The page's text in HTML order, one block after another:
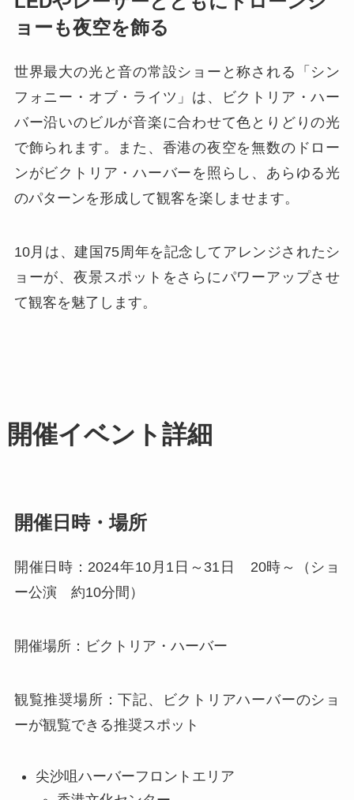
ョーも夜空を飾る
世界最大の光と音の常設ショーと称される「シン
フォニー・オブ・ライツ」は、ビクトリア・ハー
バー沿いのビルが音楽に合わせて色とりどりの光
で飾られます。また、香港の夜空を無数のドロー
ンがビクトリア・ハーバーを照らし、あらゆる光
のパターンを形成して観客を楽しませます。
10月は、建国75周年を記念してアレンジされたシ
ョーが、夜景スポットをさらにパワーアップさせ
て観客を魅了します。
開催イベント詳細
開催日時・場所
開催日時：2024年10月1日～31日 20時～（ショ
ー公演 約10分間）
開催場所：ビクトリア・ハーバー
観覧推奨場所：下記、ビクトリアハーバーのショ
ーが観覧できる推奨スポット
尖沙咀ハーバーフロントエリア